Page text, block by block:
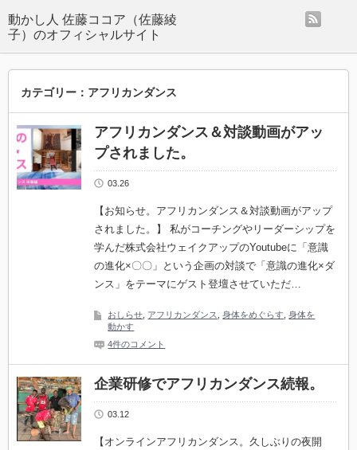
動かし人 佐藤ココア（佐藤綾
子）のオフィシャルサイト
カテゴリー：アフリカンダンス
アフリカンダンス＆対談動画がアッ
プされました。
03.26
【お知らせ。アフリカンダンス＆対談動画がアップ
されました。】 私がコーチングやリーダーシップを
学んだ株式会社ウェイクアップのYoutubeに「意識
の進化×〇〇」という企画の対談で「意識の進化×ダ
ンス」をテーマにゲスト登壇させていただ…
おしらせ アフリカンダンス ,身体をめぐらす ,身体を
動かす
4件のコメント
企業研修でアフリカンダンス続報。
03.12
【オンラインアフリカンダンス。久しぶりの夜開